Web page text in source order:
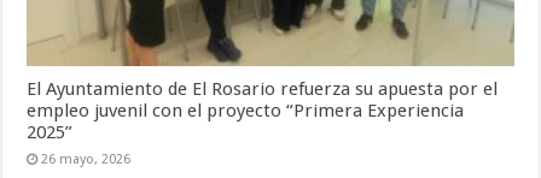
El Ayuntamiento de El Rosario refuerza su apuesta por el
empleo juvenil con el proyecto “Primera Experiencia
2025”
26 mayo, 2026